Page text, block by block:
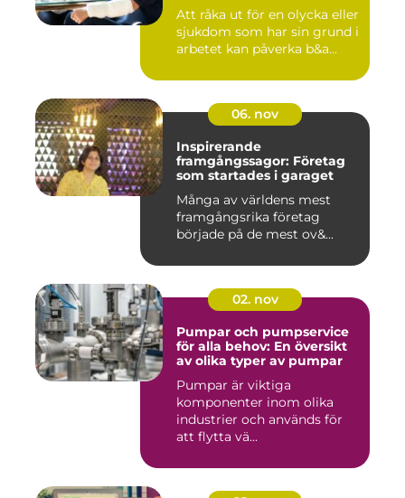
Att råka ut för en olycka eller
sjukdom som har sin grund i
arbetet kan påverka b&a...
06. nov
Inspirerande
framgångssagor: Företag
som startades i garaget
Många av världens mest
framgångsrika företag
började på de mest ov&...
02. nov
Pumpar och pumpservice
för alla behov: En översikt
av olika typer av pumpar
Pumpar är viktiga
komponenter inom olika
industrier och används för
att flytta vä...